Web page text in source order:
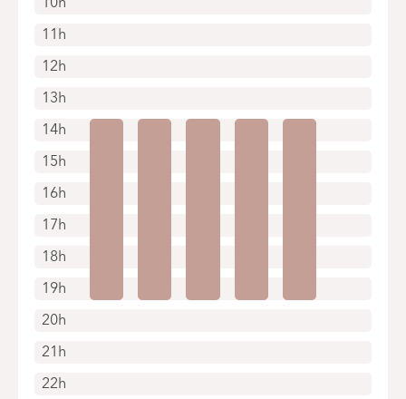
11h
12h
13h
14h
15h
16h
17h
18h
19h
20h
21h
22h